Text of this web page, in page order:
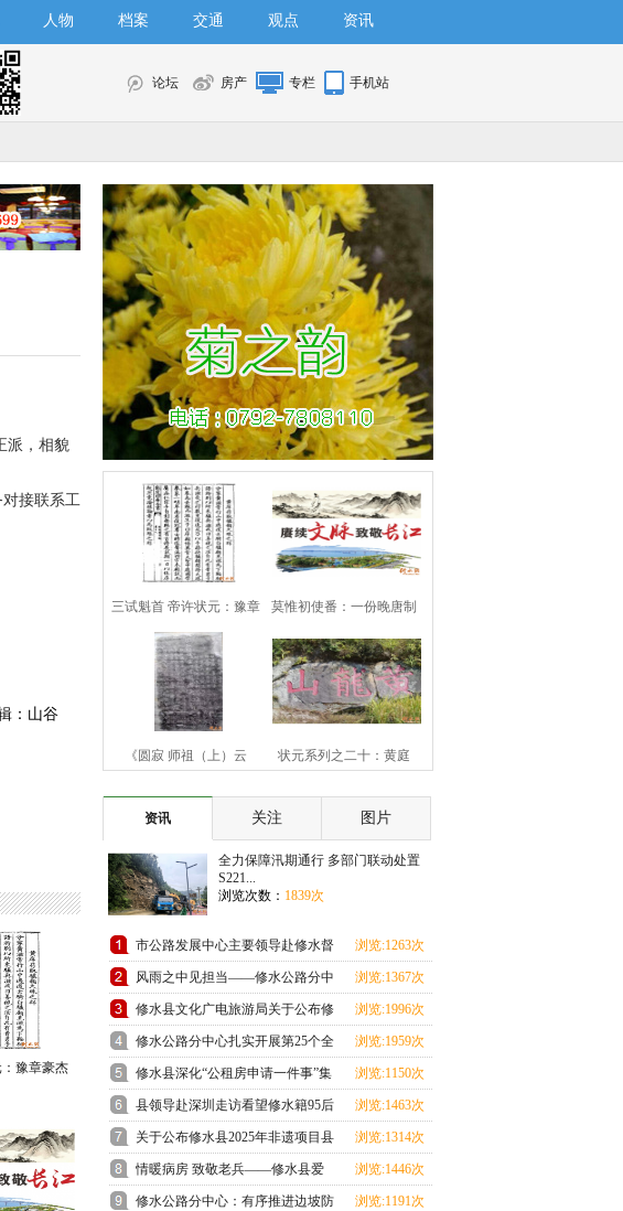
人物 档案 交通 观点 资讯
论坛 房产 专栏 手机站
派，相貌
接联系工
：山谷
豫章豪杰
三试魁首 帝许状元：豫章
豪杰黄庠
莫惟初使番：一份晚唐制
书的历史余响
《圆寂 师祖（上）云 状元系列之二十：黄庭
资讯
关注 图片
全力保障汛期通行 多部门联动处置
S221...
浏览次数： 1839次
市公路发展中心主要领导赴修水督
导汛期地质灾害
浏览:1263次
风雨之中见担当——修水公路分中
心全力投入汛期
浏览:1367次
修水县文化广电旅游局关于公布修
水县2025年非遗
浏览:1996次
修水公路分中心扎实开展第25个全
国＂安全生产月
浏览:1959次
修水县深化“公租房申请一件事”集
成改革
浏览:1150次
县领导赴深圳走访看望修水籍95后
航天创业者卢驭
浏览:1463次
关于公布修水县2025年非遗项目县
级传承人名单
浏览:1314次
情暖病房 致敬老兵——修水县爱
国拥军促进会探望
浏览:1446次
修水公路分中心：有序推进边坡防
浏览:1191次